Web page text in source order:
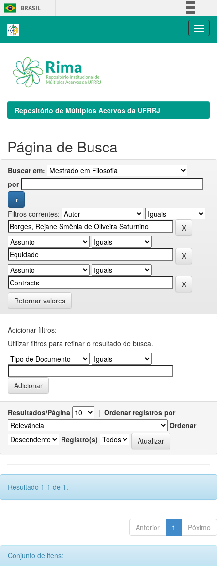
Skip
navigation
BRASIL
Repositório de Múltiplos Acervos da UFRRJ
Página de Busca
Buscar em:
por
Filtros correntes:
Retornar valores
Adicionar filtros:
Utilizar filtros para refinar o resultado de busca.
Resultados/Página | Ordenar registros por
Ordenar
Registro(s)
Resultado 1-1 de 1.
Anterior 1 Póximo
Conjunto de itens: